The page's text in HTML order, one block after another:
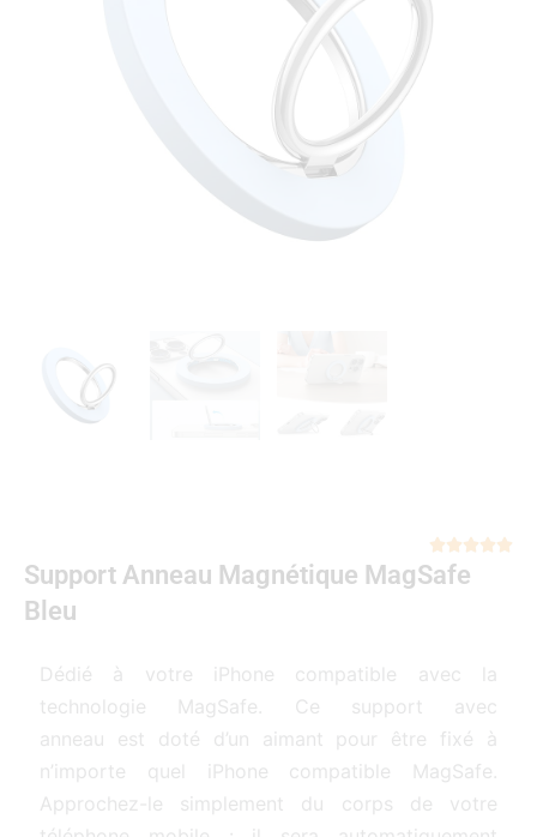

Support Anneau Magnétique MagSafe
Bleu
Dédié à votre iPhone compatible avec la
technologie MagSafe. Ce support avec
anneau est doté d’un aimant pour être fixé à
n’importe quel iPhone compatible MagSafe.
Approchez-le simplement du corps de votre